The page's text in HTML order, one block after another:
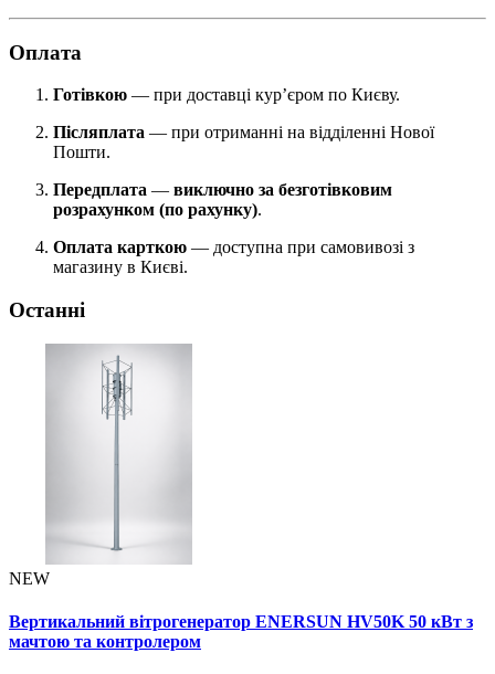
Оплата
Готівкою — при доставці кур’єром по Києву.
Післяплата — при отриманні на відділенні Нової
Пошти.
Передплата — виключно за безготівковим
розрахунком (по рахунку).
Оплата карткою — доступна при самовивозі з
магазину в Києві.
Останні
NEW
Вертикальний вітрогенератор ENERSUN HV50K 50 кВт з
мачтою та контролером